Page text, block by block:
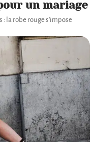
un mariage
la robe rouge s'impose